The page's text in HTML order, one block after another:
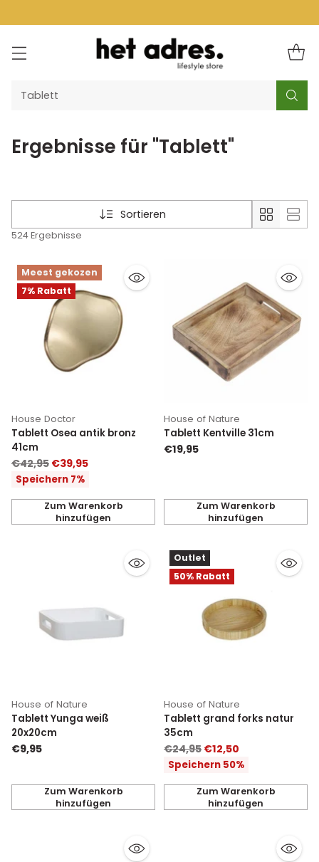
Tablett
Ergebnisse für "Tablett"
Sortieren
524 Ergebnisse
Meest gekozen
7% Rabatt
House Doctor
Tablett Osea antik bronz
41cm
Normaler
Preis
€42,95 €39,95
Speichern 7%
Zum Warenkorb
hinzufügen
Anzahl
House of Nature
Tablett Kentville 31cm
€19,95
Zum Warenkorb
hinzufügen
Anzahl
House of Nature
Tablett Yunga weiß
20x20cm
€9,95
Zum Warenkorb
hinzufügen
Anzahl
Outlet
50% Rabatt
House of Nature
Tablett grand forks natur
35cm
Normaler
Preis
€24,95 €12,50
Speichern 50%
Zum Warenkorb
hinzufügen
Anzahl